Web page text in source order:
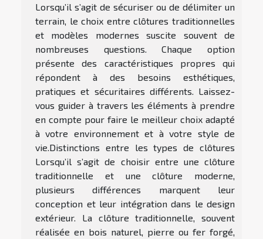
Lorsqu’il s’agit de sécuriser ou de délimiter un
terrain, le choix entre clôtures traditionnelles
et modèles modernes suscite souvent de
nombreuses questions. Chaque option
présente des caractéristiques propres qui
répondent à des besoins esthétiques,
pratiques et sécuritaires différents. Laissez-
vous guider à travers les éléments à prendre
en compte pour faire le meilleur choix adapté
à votre environnement et à votre style de
vie.Distinctions entre les types de clôtures
Lorsqu’il s’agit de choisir entre une clôture
traditionnelle et une clôture moderne,
plusieurs différences marquent leur
conception et leur intégration dans le design
extérieur. La clôture traditionnelle, souvent
réalisée en bois naturel, pierre ou fer forgé,